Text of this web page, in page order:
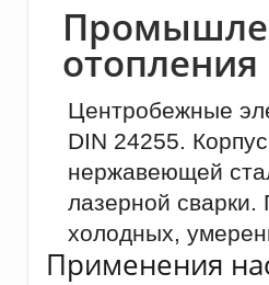
Центробежные
DIN 24255.
нержавеющей
лазерной сварки.
холодных,
Применения